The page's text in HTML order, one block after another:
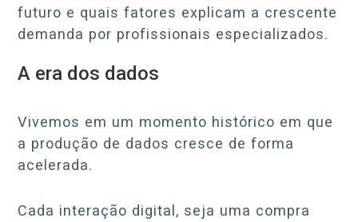
futuro e quais fatores explicam a crescente
demanda por profissionais especializados.
A era dos dados
Vivemos em um momento histórico em que
a produção de dados cresce de forma
acelerada.
Cada interação digital, seja uma compra